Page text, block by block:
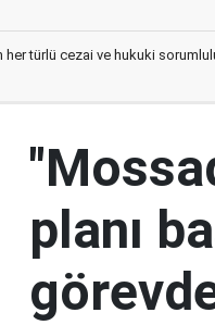
her türlü cezai ve hukuki
planı